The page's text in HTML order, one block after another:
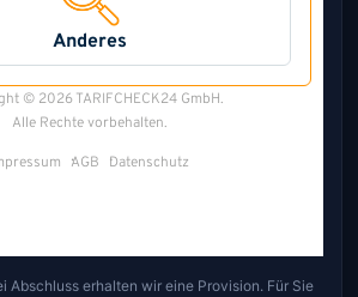
Abschluss erhalten wir eine Provision. Für Sie